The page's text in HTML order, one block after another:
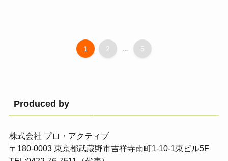
1 2 ... 5
Produced by
株式会社 プロ・アクティブ
〒180-0003 東京都武蔵野市吉祥寺南町1-10-1東ビル5F